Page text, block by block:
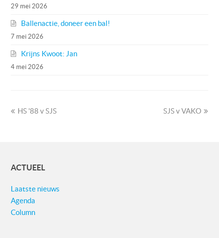
29 mei 2026
Ballenactie, doneer een bal!
7 mei 2026
Krijns Kwoot: Jan
4 mei 2026
previous
HS '88 v SJS
next
SJS v VAKO
ACTUEEL
Laatste nieuws
Agenda
Column